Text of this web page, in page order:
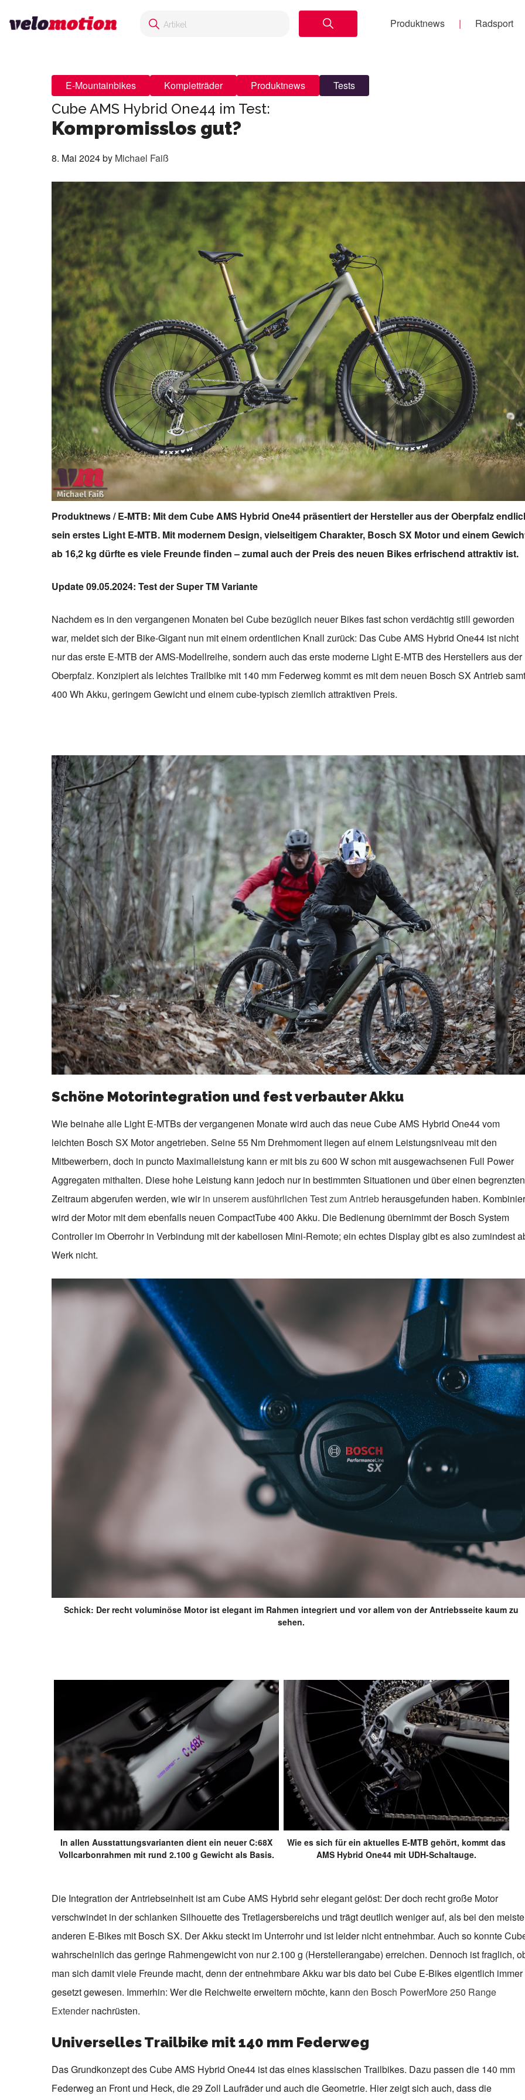
Produktnews Radsport
E-Mountainbikes Kompletträder Produktnews Tests
Cube AMS Hybrid One44 im Test:
Kompromisslos gut?
8. Mai 2024by Michael Faiß
Produktnews / E-MTB: Mit dem Cube AMS Hybrid One44 präsentiert der Hersteller aus der Oberpfalz
sein erstes Light E-MTB. Mit modernem Design, vielseitigem Charakter, Bosch SX Motor und einem
ab 16,2 kg dürfte es viele Freunde finden – zumal auch der Preis des neuen Bikes erfrischend attraktiv ist.
Update 09.05.2024: Test der Super TM Variante
Nachdem es in den vergangenen Monaten bei Cube bezüglich neuer Bikes fast schon verdächtig still geworden
war, meldet sich der Bike-Gigant nun mit einem ordentlichen Knall zurück: Das Cube AMS Hybrid One44 ist nicht
nur das erste E-MTB der AMS-Modellreihe, sondern auch das erste moderne Light E-MTB des Herstellers aus der
Oberpfalz. Konzipiert als leichtes Trailbike mit 140 mm Federweg kommt es mit dem neuen Bosch SX Antrieb samt
400 Wh Akku, geringem Gewicht und einem cube-typisch ziemlich attraktiven Preis.
Schöne Motorintegration und fest verbauter Akku
Wie beinahe alle Light E-MTBs der vergangenen Monate wird auch das neue Cube AMS Hybrid One44 vom
leichten Bosch SX Motor angetrieben. Seine 55 Nm Drehmoment liegen auf einem Leistungsniveau mit den
Mitbewerbern, doch in puncto Maximalleistung kann er mit bis zu 600 W schon mit ausgewachsenen Full Power
Aggregaten mithalten. Diese hohe Leistung kann jedoch nur in bestimmten Situationen und über einen begrenzten
Zeitraum abgerufen werden, wie wirin unserem ausführlichen Test zum Antrieb herausgefunden haben.
wird der Motor mit dem ebenfalls neuen CompactTube 400 Akku. Die Bedienung übernimmt der Bosch System
Controller im Oberrohr in Verbindung mit der kabellosen Mini-Remote; ein echtes Display gibt es also zumindest
Werk nicht.
Schick: Der recht voluminöse Motor ist elegant im Rahmen integriert und vor allem von der Antriebsseite kaum zu
sehen.
In allen Ausstattungsvarianten dient ein neuer C:68X
Vollcarbonrahmen mit rund 2.100 g Gewicht als Basis.
Wie es sich für ein aktuelles E-MTB gehört, kommt das
AMS Hybrid One44 mit UDH-Schaltauge.
Die Integration der Antriebseinheit ist am Cube AMS Hybrid sehr elegant gelöst: Der doch recht große Motor
verschwindet in der schlanken Silhouette des Tretlagersbereichs und trägt deutlich weniger auf, als bei den
anderen E-Bikes mit Bosch SX. Der Akku steckt im Unterrohr und ist leider nicht entnehmbar. Auch so konnte
wahrscheinlich das geringe Rahmengewicht von nur 2.100 g (Herstellerangabe) erreichen. Dennoch ist fraglich,
man sich damit viele Freunde macht, denn der entnehmbare Akku war bis dato bei Cube E-Bikes eigentlich immer
gesetzt gewesen. Immerhin: Wer die Reichweite erweitern möchte, kann den Bosch PowerMore 250 Range
Extendernachrüsten.
Universelles Trailbike mit 140 mm Federweg
Das Grundkonzept des Cube AMS Hybrid One44 ist das eines klassischen Trailbikes. Dazu passen die 140 mm
Federweg an Front und Heck, die 29 Zoll Laufräder und auch die Geometrie. Hier zeigt sich auch, dass die